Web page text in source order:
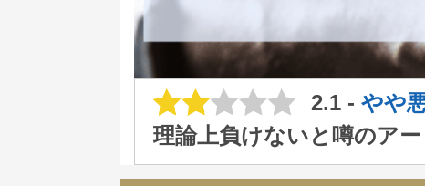
2.1 - やや
理論上負けないと噂のア